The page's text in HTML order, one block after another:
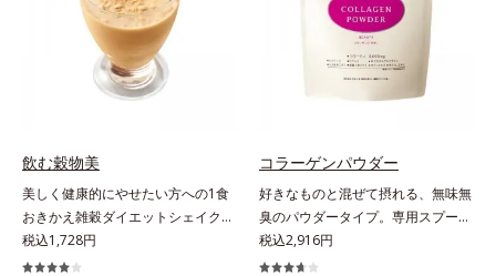
イム風味です。*1 : 社団法人全国清
涼飲料工業会の取り決めに基づきレ
モン果実1個（120g）当り20mgと
して可食部換算した場合。
飲む穀物美
美しく健康的にやせたい方への1食
おきかえ雑穀ダイエットシェイク。
豆乳や牛乳などと粉を混ぜるだけで
簡単、1食おきかえ雑穀ダイエット
税込1,728円
コラーゲンパウダー
好きなものと混ぜて摂れる、無味無
臭のパウダータイプ。専用スプーン
1杯で、ハリと弾力のある毎日に欠
かせない「コラーゲン」5,000㎎を
税込2,916円